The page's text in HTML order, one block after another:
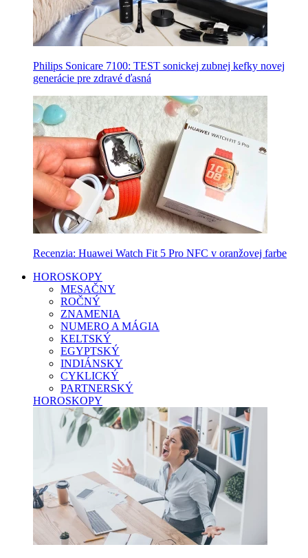
Philips Sonicare 7100: TEST sonickej zubnej kefky novej
generácie pre zdravé ďasná
Recenzia: Huawei Watch Fit 5 Pro NFC v oranžovej farbe
HOROSKOPY
MESAČNY
ROČNÝ
ZNAMENIA
NUMERO A MÁGIA
KELTSKÝ
EGYPTSKÝ
INDIÁNSKY
CYKLICKÝ
PARTNERSKÝ
HOROSKOPY